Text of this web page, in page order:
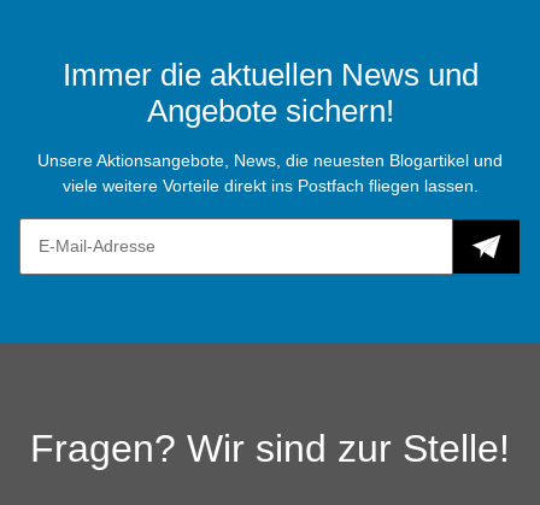
Immer die aktuellen News und
Angebote sichern!
Unsere Aktionsangebote, News, die neuesten Blogartikel und
viele weitere Vorteile direkt ins Postfach fliegen lassen.
Fragen? Wir sind zur Stelle!